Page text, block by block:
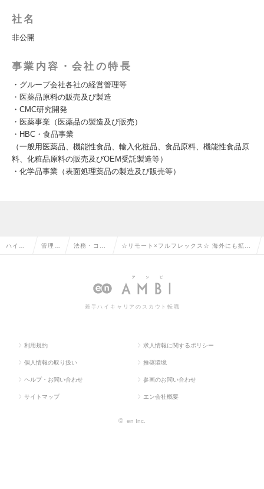
社名
非公開
事業内容・会社の特長
・グループ会社各社の経営管理等
・医薬品原料の販売及び製造
・CMC研究開発
・医薬事業（医薬品の製造及び販売）
・HBC・食品事業
（一般用医薬品、機能性食品、輸入化粧品、食品原料、機能性食品原
料、化粧品原料の販売及びOEM受託製造等）
・化学品事業（表面処理薬品の製造及び販売等）
ハイク 管理部 法務・コン
スの転職
☆リモート×フルフレックス☆ 海外にも拡大
補/残業15時間！の求人情報
若手ハイキャリアのスカウト転職
利用規約 求人情報に関するポリシー
個人情報の取り扱い 推奨環境
ヘルプ・お問い合わせ 参画のお問い合わせ
サイトマップ エン会社概要
© en Inc.